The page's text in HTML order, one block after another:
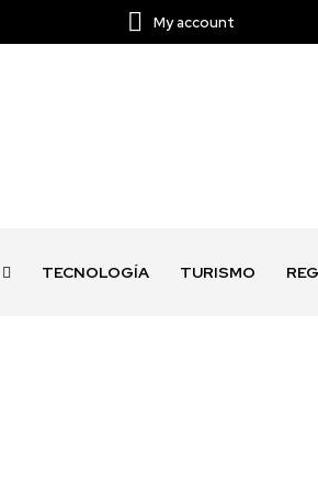
My account
TECNOLOGÍA TURISMO